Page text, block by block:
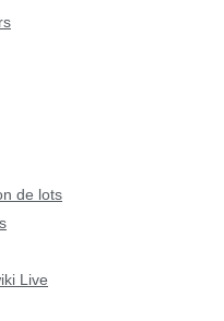
de lots
Live